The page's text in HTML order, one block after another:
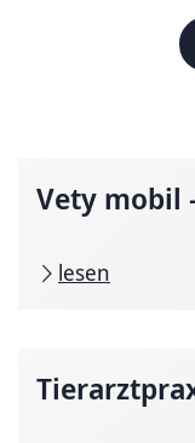
Vety mobil
lesen